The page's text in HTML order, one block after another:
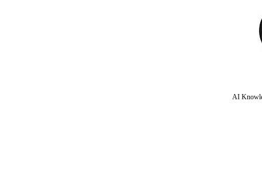
AI